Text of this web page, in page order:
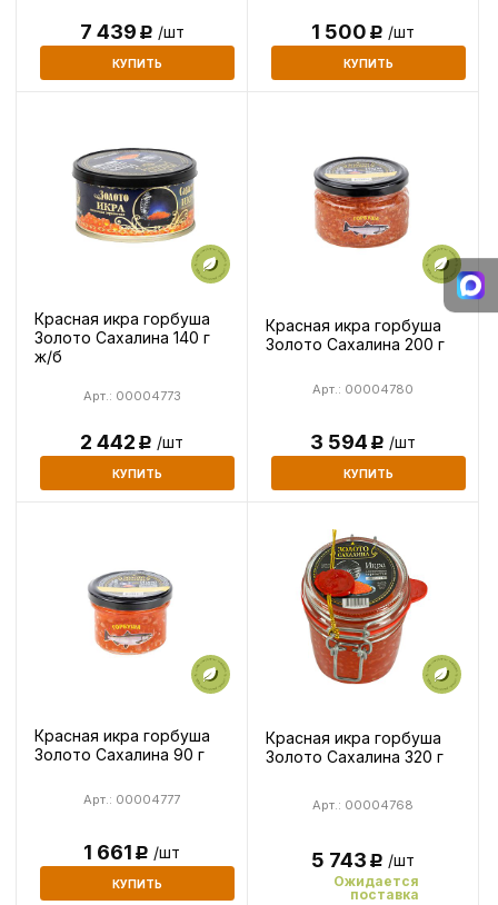
7 439Р /шт
КУПИТЬ
1 500Р /шт
КУПИТЬ
Красная икра горбуша
Золото Сахалина 140 г
ж/б
Арт.: 00004773
2 442Р /шт
КУПИТЬ
Красная икра горбуша
Золото Сахалина 200 г
Арт.: 00004780
3 594Р /шт
КУПИТЬ
Красная икра горбуша
Золото Сахалина 90 г
Арт.: 00004777
1 661Р /шт
КУПИТЬ
Красная икра горбуша
Золото Сахалина 320 г
Арт.: 00004768
5 743Р /шт
Ожидается
поставка